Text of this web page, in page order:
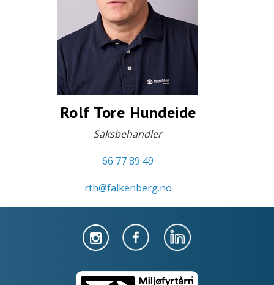
Rolf Tore Hundeide
Saksbehandler
66 77 89 49
rth@falkenberg.no